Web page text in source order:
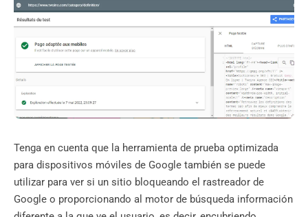
Tenga en cuenta que la herramienta de prueba optimizada
para dispositivos móviles de Google también se puede
utilizar para ver si un sitio bloqueando el rastreador de
Google o proporcionando al motor de búsqueda información